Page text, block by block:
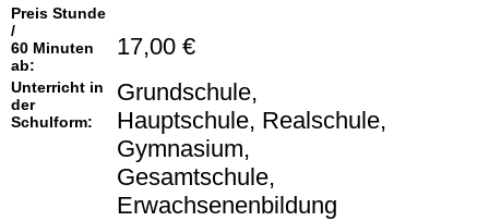
Preis Stunde
/
60 Minuten
ab:
17,00 €
Unterricht in
der
Schulform:
Grundschule,
Hauptschule, Realschule,
Gymnasium,
Gesamtschule,
Erwachsenenbildung